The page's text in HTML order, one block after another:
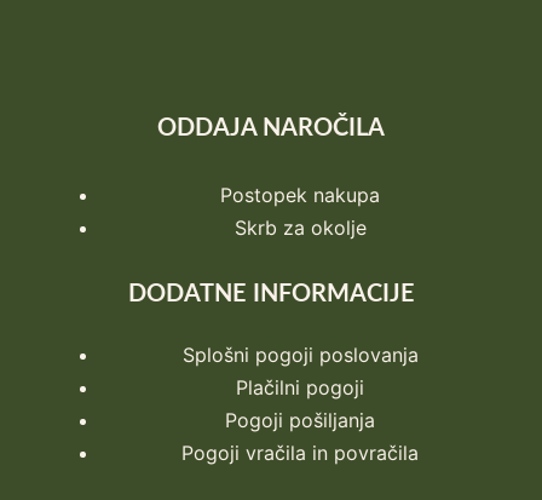
ODDAJA NAROČILA
Postopek nakupa
Skrb za okolje
DODATNE INFORMACIJE
Splošni pogoji poslovanja
Plačilni pogoji
Pogoji pošiljanja
Pogoji vračila in povračila